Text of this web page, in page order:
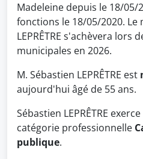
Madeleine depuis le 18/05/
fonctions le 18/05/2020.
LEPRÊTRE s'achèvera lors
municipales en 2026.
M. Sébastien LEPRÊTRE est
aujourd'hui âgé de 55 ans.
Sébastien LEPRÊTRE
catégorie professionnelle
publique.